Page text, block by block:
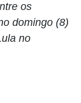
os
domingo (8)
no